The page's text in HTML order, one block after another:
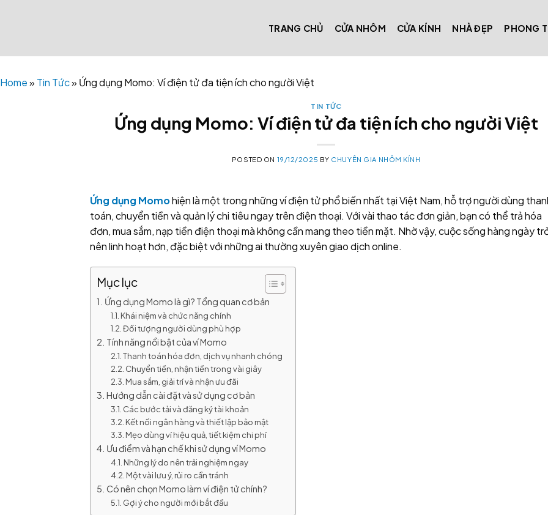
TRANG CHỦ CỬA NHÔM CỬA KÍNH NHÀ ĐẸP PHONG
Home» Tin Tức» Ứng dụng Momo: Ví điện tử đa tiện ích cho người Việt
TIN TỨC
Ứng dụng Momo: Ví điện tử đa tiện ích cho người Việt
POSTED ON 19/12/2025 BY CHUYÊN GIA NHÔM KÍNH
Ứng dụng Momohiện là một trong những ví điện tử phổ biến nhất tại Việt Nam, hỗ trợ người dùng
toán, chuyển tiền và quản lý chi tiêu ngay trên điện thoại. Với vài thao tác đơn giản, bạn có thể trả hóa
đơn, mua sắm, nạp tiền điện thoại mà không cần mang theo tiền mặt. Nhờ vậy, cuộc sống hàng ngày
nên linh hoạt hơn, đặc biệt với những ai thường xuyên giao dịch online.
Mục lục
Ứng dụng Momo là gì? Tổng quan cơ bản
Khái niệm và chức năng chính
Đối tượng người dùng phù hợp
Tính năng nổi bật của ví Momo
Thanh toán hóa đơn, dịch vụ nhanh chóng
Chuyển tiền, nhận tiền trong vài giây
Mua sắm, giải trí và nhận ưu đãi
Hướng dẫn cài đặt và sử dụng cơ bản
Các bước tải và đăng ký tài khoản
Kết nối ngân hàng và thiết lập bảo mật
Mẹo dùng ví hiệu quả, tiết kiệm chi phí
Ưu điểm và hạn chế khi sử dụng ví Momo
Những lý do nên trải nghiệm ngay
Một vài lưu ý, rủi ro cần tránh
Có nên chọn Momo làm ví điện tử chính?
Gợi ý cho người mới bắt đầu